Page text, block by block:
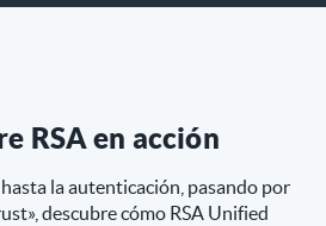
RSA en acción
la autenticación, pasando por
descubre cómo RSA Unified